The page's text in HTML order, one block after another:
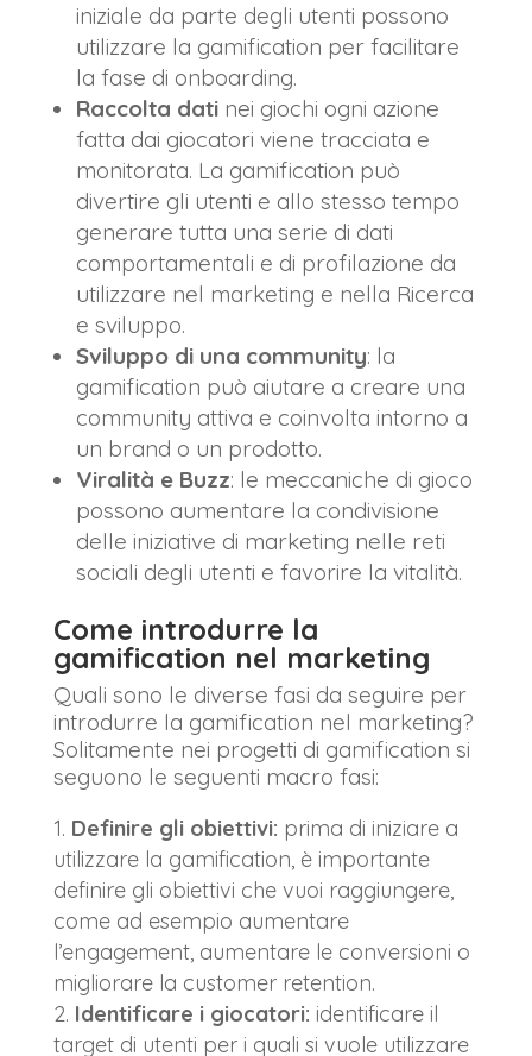
iniziale da parte degli utenti possono
utilizzare la gamification per facilitare
la fase di onboarding.
Raccolta dati nei giochi ogni azione
fatta dai giocatori viene tracciata e
monitorata. La gamification può
divertire gli utenti e allo stesso tempo
generare tutta una serie di dati
comportamentali e di profilazione da
utilizzare nel marketing e nella Ricerca
e sviluppo.
Sviluppo di una community: la
gamification può aiutare a creare una
community attiva e coinvolta intorno a
un brand o un prodotto.
Viralità e Buzz: le meccaniche di gioco
possono aumentare la condivisione
delle iniziative di marketing nelle reti
sociali degli utenti e favorire la vitalità.
Come introdurre la
gamification nel marketing
Quali sono le diverse fasi da seguire per
introdurre la gamification nel marketing?
Solitamente nei progetti di gamification si
seguono le seguenti macro fasi:
Definire gli obiettivi: prima di iniziare a
utilizzare la gamification, è importante
definire gli obiettivi che vuoi raggiungere,
come ad esempio aumentare
l’engagement, aumentare le conversioni o
migliorare la customer retention.
Identificare i giocatori: identificare il
target di utenti per i quali si vuole utilizzare